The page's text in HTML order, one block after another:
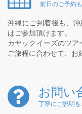
前日のご予約
沖縄にご到着後も、
はご参加頂けます。
カヤックイーズのツ
ご旅程に合わせて、お
お問い
丁寧にご説明